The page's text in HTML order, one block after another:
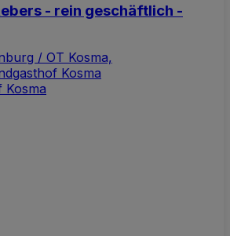
- rein geschäftlich -
/ OT Kosma,
Kosma
Kosma